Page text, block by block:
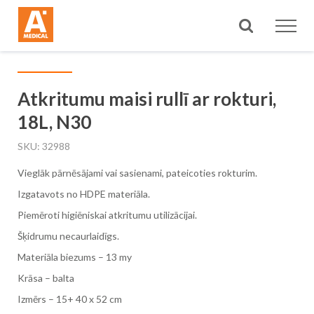
Meklēt
Atkritumu maisi rullī ar rokturi,
18L, N30
SKU 32988
Vieglāk pārnēsājami vai sasienami, pateicoties rokturim.
Izgatavots no HDPE materiāla.
Piemēroti higiēniskai atkritumu utilizācijai.
Šķidrumu necaurlaidīgs.
Materiāla biezums – 13 my
Krāsa – balta
Izmērs – 15+ 40 x 52 cm